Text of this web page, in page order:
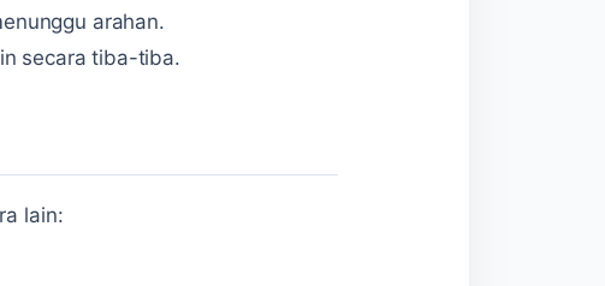
arahan.
secara tiba-tiba.
lain: